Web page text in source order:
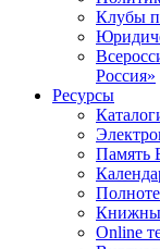
Клубы
Россия»
Ресурсы
Память
Online